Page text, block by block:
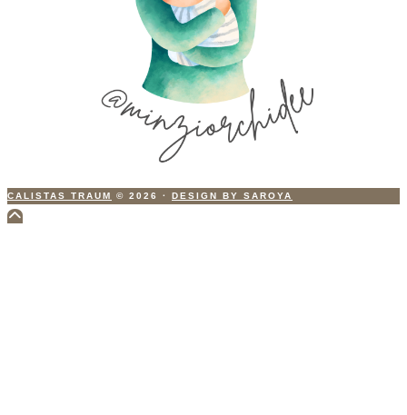
CALISTAS TRAUM © 2026 · DESIGN BY SAROYA
Scroll